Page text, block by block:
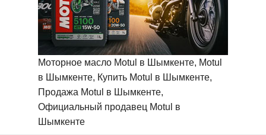
Моторное масло Motul в Шымкенте, Motul
в Шымкенте, Купить Motul в Шымкенте,
Продажа Motul в Шымкенте,
Официальный продавец Motul в
Шымкенте